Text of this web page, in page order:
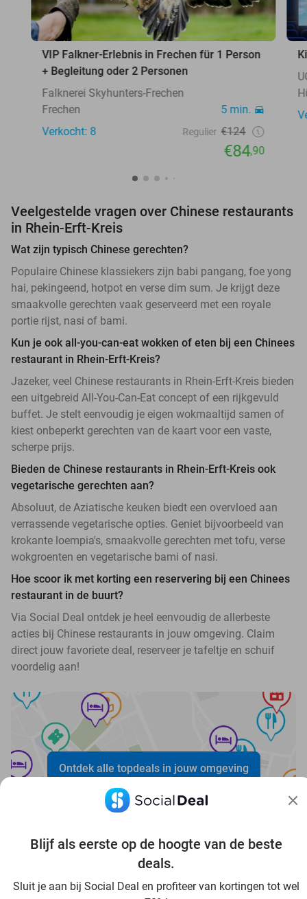
Blijf als eerste op de hoogte van de beste
deals.
Sluit je aan bij Social Deal en profiteer van kortingen tot wel
VIP Falkner-Erlebnis in Frechen für 1 Person
+ Begleitung oder 2 Personen
Falknerei Skyhunters-Frechen
Frechen
5 min.
Verkocht: 8
Regulier €124
€84,90
Veelgestelde vragen over Chinese restaurants
in Rhein-Erft-Kreis
Wat zijn typisch Chinese gerechten?
Populaire Chinese klassiekers zijn babi pangang, foe yong
hai, pekingeend, hotpot en verse dim sum. Je krijgt deze
smaakvolle gerechten vaak geserveerd met een royale
portie rijst, nasi of bami.
Kun je ook all-you-can-eat wokken of eten bij een Chinees
restaurant in Rhein-Erft-Kreis?
Jazeker, veel Chinese restaurants in Rhein-Erft-Kreis bieden
een uitgebreid All-You-Can-Eat concept of een rijkgevuld
buffet. Je stelt eenvoudig je eigen wokmaaltijd samen of
kiest onbeperkt gerechten van de kaart voor een vaste,
scherpe prijs.
Bieden de Chinese restaurants in Rhein-Erft-Kreis ook
vegetarische gerechten aan?
Absoluut, de Aziatische keuken biedt een overvloed aan
verrassende vegetarische opties. Geniet bijvoorbeeld van
krokante loempia's, smaakvolle gerechten met tofu, verse
wokgroenten en vegetarische bami of nasi.
Hoe scoor ik met korting een reservering bij een Chinees
restaurant in de buurt?
Via Social Deal ontdek je heel eenvoudig de allerbeste
acties bij Chinese restaurants in jouw omgeving. Claim
direct jouw favoriete deal, reserveer je tafeltje en schuif
voordelig aan!
Ontdek alle topdeals in jouw omgeving
Voordelig genieten in Rhein-Erft-Kreis: haal deal-